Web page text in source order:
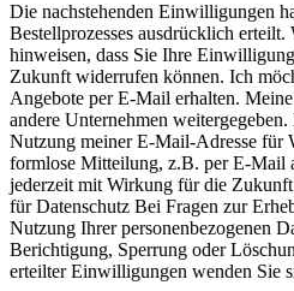
Die nachstehenden Einwilligungen
Bestellprozesses ausdrücklich
hinweisen, dass Sie Ihre
Zukunft widerrufen können. Ich
Angebote per E-Mail erhalten.
andere Unternehmen
Nutzung meiner E-Mail-Adresse für
formlose Mitteilung, z.B. per E-Mail
jederzeit mit Wirkung für die
für Datenschutz Bei Fragen zur
Nutzung Ihrer personenbezogenen
Berichtigung, Sperrung oder
erteilter Einwilligungen wenden Sie